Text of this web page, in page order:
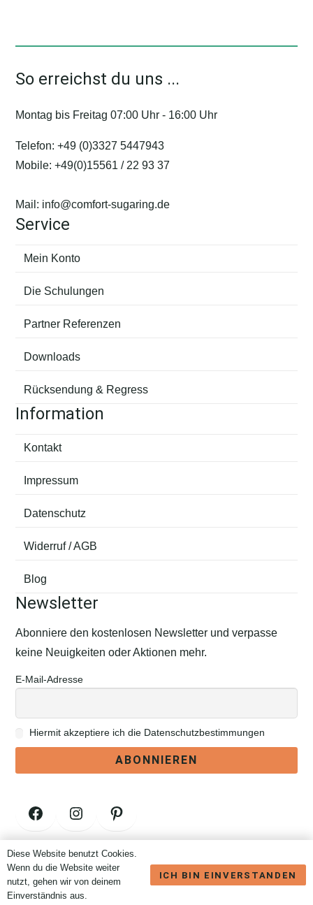
So erreichst du uns ...
Montag bis Freitag 07:00 Uhr - 16:00 Uhr
Telefon:+49 (0)3327 5447943
Mobile:+49(0)15561 / 22 93 37
Mail: info@comfort-sugaring.de
Service
Mein Konto
Die Schulungen
Partner Referenzen
Downloads
Rücksendung & Regress
Information
Kontakt
Impressum
Datenschutz
Widerruf / AGB
Blog
Newsletter
Abonniere den kostenlosen Newsletter und verpasse
keine Neuigkeiten oder Aktionen mehr.
E-Mail-Adresse
Hiermit akzeptiere ich die Datenschutzbestimmungen
Facebook Instagram Pinterest
Vertrag widerrufen
Brauchst Du Hilfe? Wir sind nur eine Nachricht entfernt.
Diese Website benutzt Cookies.
Wenn du die Website weiter
nutzt, gehen wir von deinem
Einverständnis aus.
ICH BIN EINVERSTANDEN